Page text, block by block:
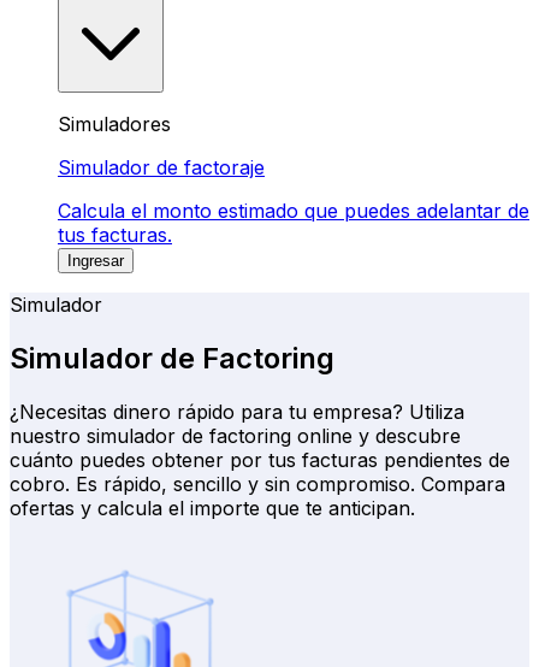
Simuladores
Simulador de factoraje
Calcula el monto estimado que puedes adelantar de
tus facturas.
Ingresar
Simulador
Simulador de Factoring
¿Necesitas dinero rápido para tu empresa? Utiliza
nuestro simulador de factoring online y descubre
cuánto puedes obtener por tus facturas pendientes de
cobro. Es rápido, sencillo y sin compromiso. Compara
ofertas y calcula el importe que te anticipan.